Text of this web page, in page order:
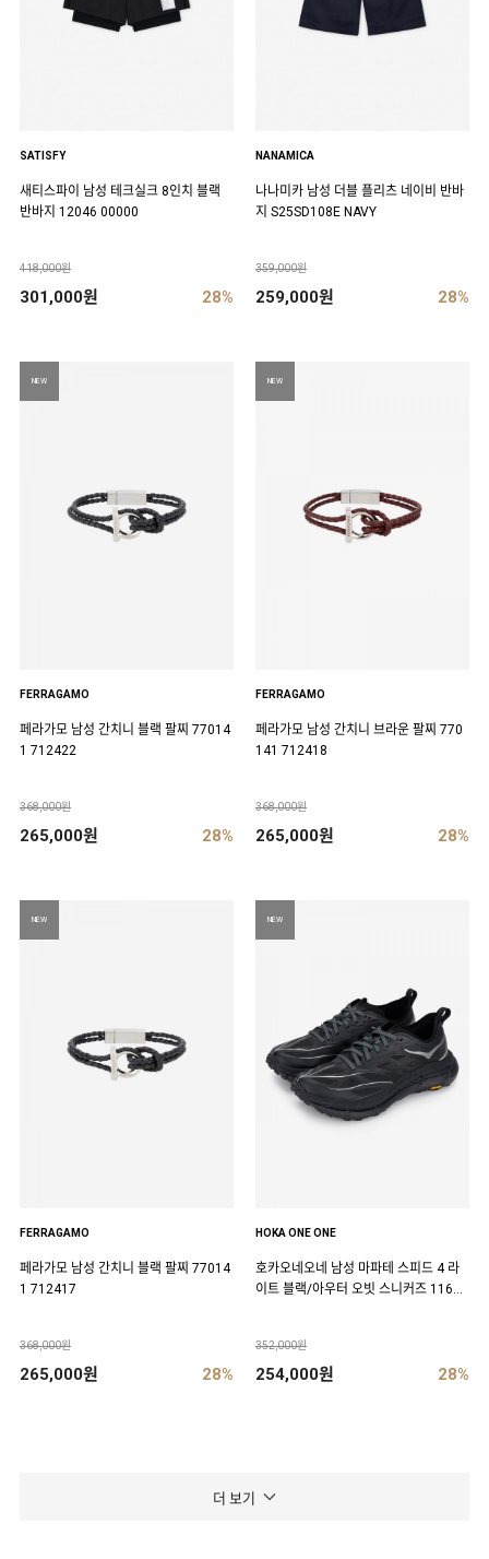
SATISFY
새티스파이 남성 테크실크 8인치 블랙
반바지 12046 00000
418,000원
301,000원 28%
NANAMICA
나나미카 남성 더블 플리츠 네이비 반바
지 S25SD108E NAVY
359,000원
259,000원 28%
NEW
FERRAGAMO
페라가모 남성 간치니 블랙 팔찌 77014
1 712422
368,000원
265,000원 28%
NEW
FERRAGAMO
페라가모 남성 간치니 브라운 팔찌 770
141 712418
368,000원
265,000원 28%
NEW
FERRAGAMO
페라가모 남성 간치니 블랙 팔찌 77014
1 712417
368,000원
265,000원 28%
NEW
HOKA ONE ONE
호카오네오네 남성 마파테 스피드 4 라
이트 블랙/아우터 오빗 스니커즈 11684
352,000원
254,000원 28%
더 보기